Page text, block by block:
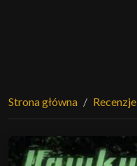
Strona główna Recenzje